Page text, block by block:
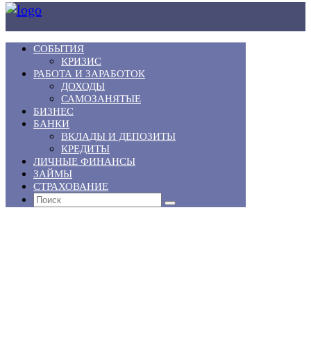
СОБЫТИЯ
КРИЗИС
РАБОТА И ЗАРАБОТОК
ДОХОДЫ
САМОЗАНЯТЫЕ
БИЗНЕС
БАНКИ
ВКЛАДЫ И ДЕПОЗИТЫ
КРЕДИТЫ
ЛИЧНЫЕ ФИНАНСЫ
ЗАЙМЫ
СТРАХОВАНИЕ